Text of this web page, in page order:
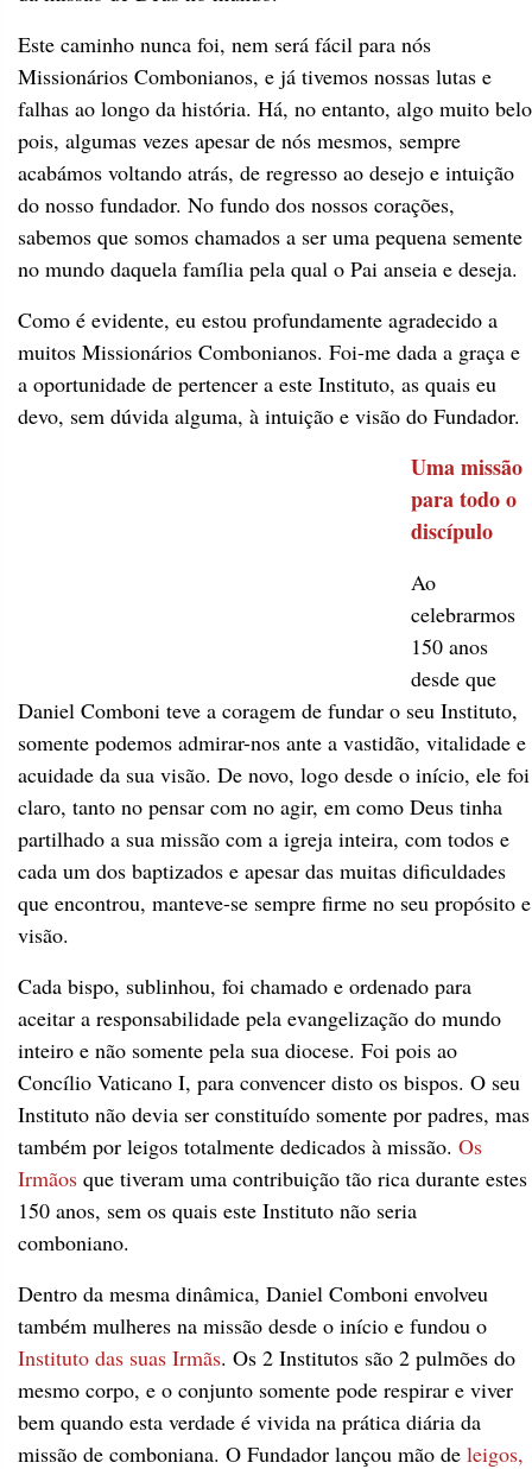
Este caminho nunca foi, nem será fácil para nós
Missionários Combonianos, e já tivemos nossas lutas e
falhas ao longo da história. Há, no entanto, algo muito belo
pois, algumas vezes apesar de nós mesmos, sempre
acabámos voltando atrás, de regresso ao desejo e intuição
do nosso fundador. No fundo dos nossos corações,
sabemos que somos chamados a ser uma pequena semente
no mundo daquela família pela qual o Pai anseia e deseja.
Como é evidente, eu estou profundamente agradecido a
muitos Missionários Combonianos. Foi-me dada a graça e
a oportunidade de pertencer a este Instituto, as quais eu
devo, sem dúvida alguma, à intuição e visão do Fundador.
Uma missão
para todo o
discípulo
Ao
celebrarmos
150 anos
desde que
Daniel Comboni teve a coragem de fundar o seu Instituto,
somente podemos admirar-nos ante a vastidão, vitalidade e
acuidade da sua visão. De novo, logo desde o início, ele foi
claro, tanto no pensar com no agir, em como Deus tinha
partilhado a sua missão com a igreja inteira, com todos e
cada um dos baptizados e apesar das muitas dificuldades
que encontrou, manteve-se sempre firme no seu propósito e
visão.
Cada bispo, sublinhou, foi chamado e ordenado para
aceitar a responsabilidade pela evangelização do mundo
inteiro e não somente pela sua diocese. Foi pois ao
Concílio Vaticano I, para convencer disto os bispos. O seu
Instituto não devia ser constituído somente por padres, mas
também por leigos totalmente dedicados à missão. Os
Irmãos que tiveram uma contribuição tão rica durante estes
150 anos, sem os quais este Instituto não seria
comboniano.
Dentro da mesma dinâmica, Daniel Comboni envolveu
também mulheres na missão desde o início e fundou o
Instituto das suas Irmãs. Os 2 Institutos são 2 pulmões do
mesmo corpo, e o conjunto somente pode respirar e viver
bem quando esta verdade é vivida na prática diária da
missão de comboniana. O Fundador lançou mão de leigos,